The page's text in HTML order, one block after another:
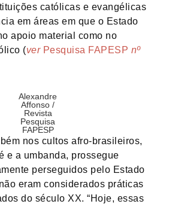
católicas e evangélicas
em áreas em que o Estado
apoio material como no
(verPesquisa FAPESP nº
Alexandre
Affonso /
Revista
Pesquisa
FAPESP
nos cultos afro-brasileiros,
e a umbanda, prossegue
perseguidos pelo Estado
eram considerados práticas
do século XX. “Hoje, essas